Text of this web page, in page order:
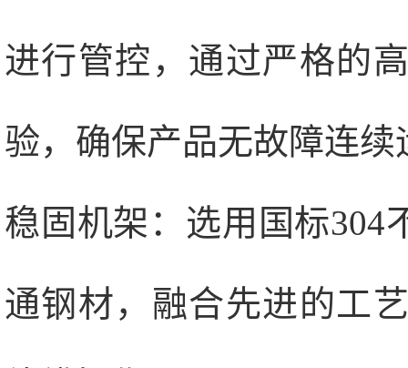
进行管控，通过严格的
验，确保产品无故障连续
稳固机架：选用国标304
通钢材，融合先进的工